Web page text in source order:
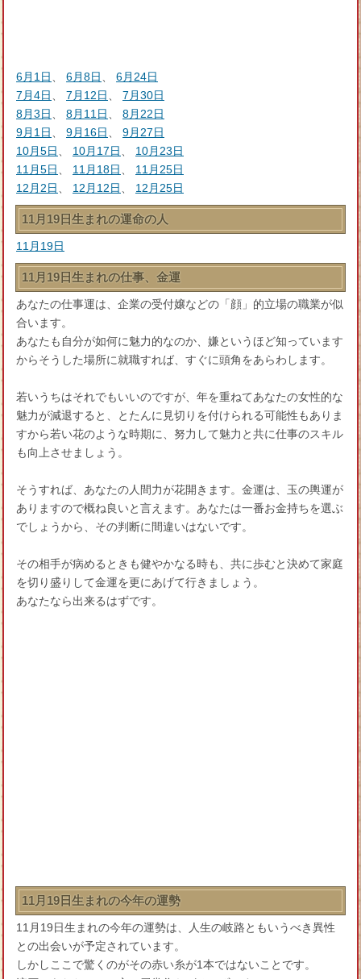
6月1日、 6月8日、 6月24日
7月4日、 7月12日、 7月30日
8月3日、 8月11日、 8月22日
9月1日、 9月16日、 9月27日
10月5日、 10月17日、 10月23日
11月5日、 11月18日、 11月25日
12月2日、 12月12日、 12月25日
11月19日生まれの運命の人
11月19日
11月19日生まれの仕事、金運
あなたの仕事運は、企業の受付嬢などの「顔」的立場の職業が似
合います。
あなたも自分が如何に魅力的なのか、嫌というほど知っています
からそうした場所に就職すれば、すぐに頭角をあらわします。
若いうちはそれでもいいのですが、年を重ねてあなたの女性的な
魅力が減退すると、とたんに見切りを付けられる可能性もありま
すから若い花のような時期に、努力して魅力と共に仕事のスキル
も向上させましょう。
そうすれば、あなたの人間力が花開きます。金運は、玉の輿運が
ありますので概ね良いと言えます。あなたは一番お金持ちを選ぶ
でしょうから、その判断に間違いはないです。
その相手が病めるときも健やかなる時も、共に歩むと決めて家庭
を切り盛りして金運を更にあげて行きましょう。
あなたなら出来るはずです。
11月19日生まれの今年の運勢
11月19日生まれの今年の運勢は、人生の岐路ともいうべき異性
との出会いが予定されています。
しかしここで驚くのがその赤い糸が1本ではないことです。